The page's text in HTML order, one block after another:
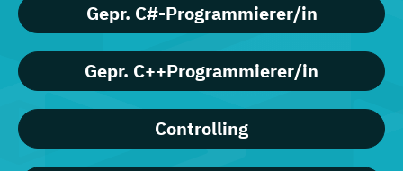
Gepr. C#-Programmierer/in
Gepr. C++Programmierer/in
Controlling